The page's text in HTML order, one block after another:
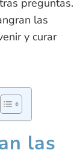
preguntas.
las
y curar
las